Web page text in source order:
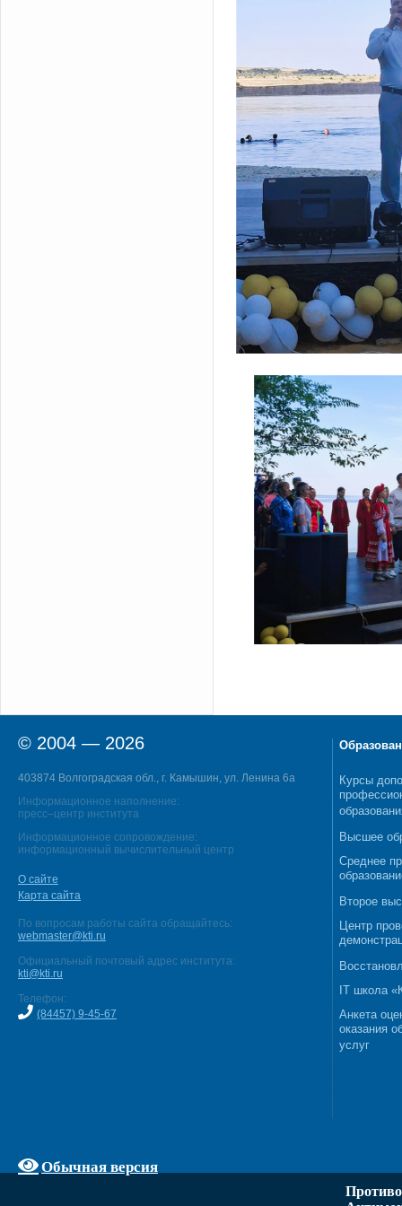
© 2004 — 2026
403874 Волгоградская обл., г. Камышин, ул. Ленина 6а
Информационное наполнение:
пресс–центр института
Информационное сопровождение:
информационный вычислительный центр
О сайте
Карта сайта
По вопросам работы сайта обращайтесь:
webmaster@kti.ru
Официальный почтовый адрес института:
kti@kti.ru
Телефон:
(84457) 9-45-67
Обычная версия
Курсы
Высшее
Среднее
Второе
Центр
IT школа
Анкета
оказания
услуг